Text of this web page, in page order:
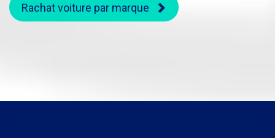
Rachat voiture par marque